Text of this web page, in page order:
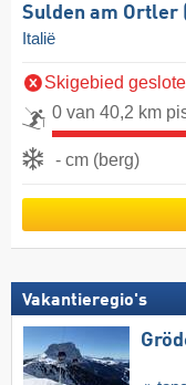
Sulden am Ortler
Italië
Skigebied
0 van 40,2 km
- cm (berg)
Vakantieregio's